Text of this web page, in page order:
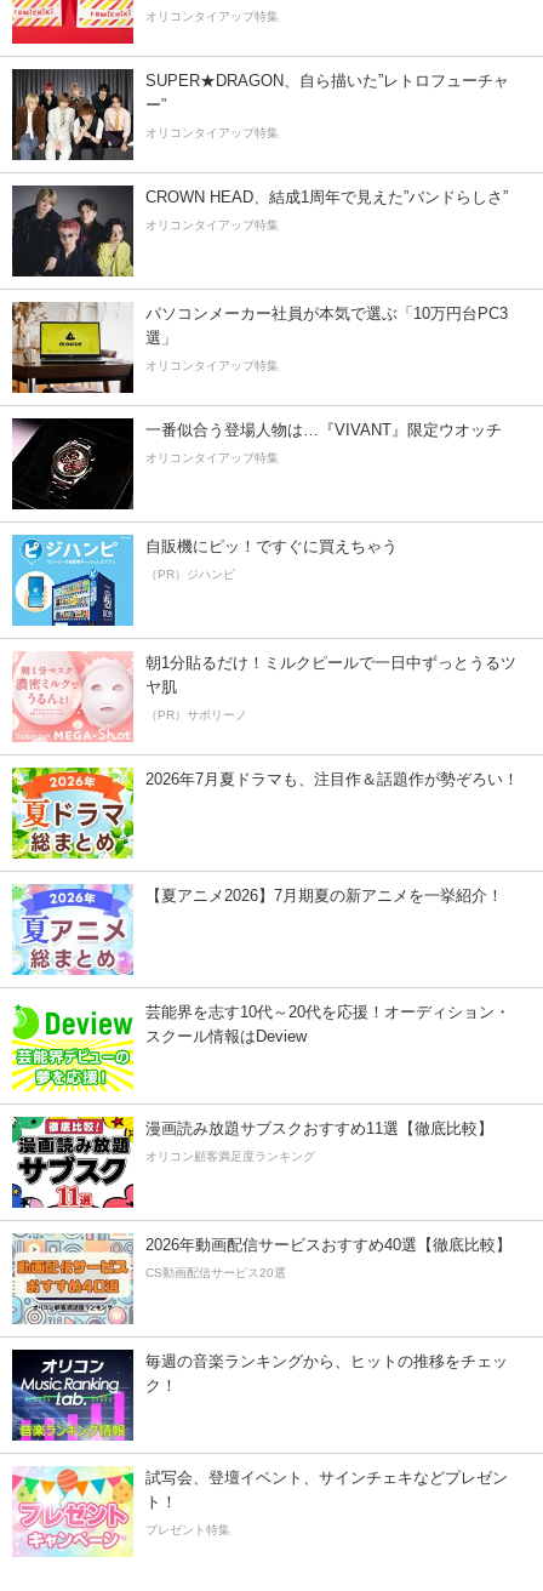
オリコンタイアップ特集
SUPER★DRAGON、自ら描いた”レトロフューチャ
ー”
オリコンタイアップ特集
CROWN HEAD、結成1周年で見えた”バンドらしさ”
オリコンタイアップ特集
パソコンメーカー社員が本気で選ぶ「10万円台PC3
選」
オリコンタイアップ特集
一番似合う登場人物は…『VIVANT』限定ウオッチ
オリコンタイアップ特集
自販機にピッ！ですぐに買えちゃう
（PR）ジハンピ
朝1分貼るだけ！ミルクピールで一日中ずっとうるツ
ヤ肌
（PR）サボリーノ
2026年7月夏ドラマも、注目作＆話題作が勢ぞろい！
【夏アニメ2026】7月期夏の新アニメを一挙紹介！
芸能界を志す10代～20代を応援！オーディション・
スクール情報はDeview
漫画読み放題サブスクおすすめ11選【徹底比較】
オリコン顧客満足度ランキング
2026年動画配信サービスおすすめ40選【徹底比較】
CS動画配信サービス20選
毎週の音楽ランキングから、ヒットの推移をチェッ
ク！
試写会、登壇イベント、サインチェキなどプレゼン
ト！
プレゼント特集